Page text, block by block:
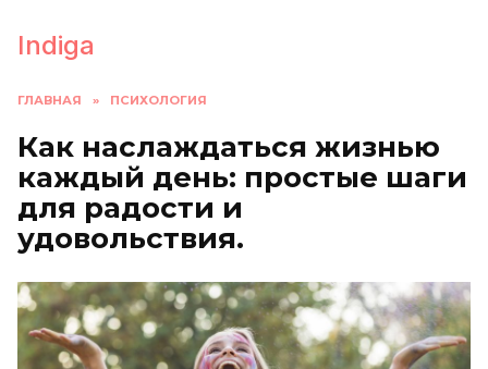
содержанию
Indiga
ГЛАВНАЯ » ПСИХОЛОГИЯ
Как наслаждаться жизнью
каждый день: простые шаги
для радости и
удовольствия.